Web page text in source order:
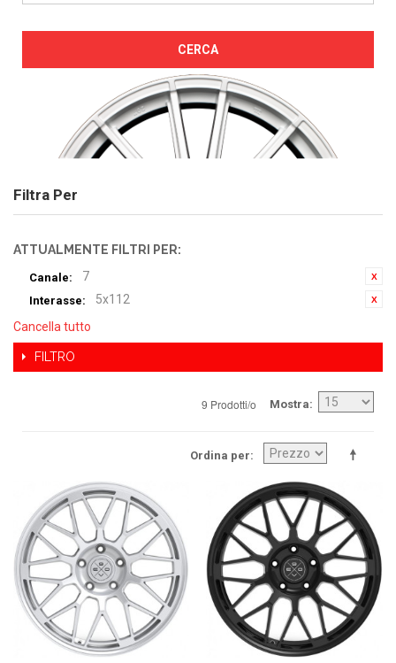
CERCA
Filtra Per
ATTUALMENTE FILTRI PER:
Canale: 7
Interasse:
5x112
Cancella tutto
FILTRO
9 Prodotti/o Mostra
Ordina per